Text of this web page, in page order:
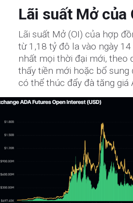
Lãi suất Mở của
Lãi suất Mở (OI) của hợp
từ 1,18 tỷ đô la vào ngày
nhất mọi thời đại mới, theo
thấy tiền mới hoặc bổ sung
có thể thúc đẩy đà tăng giá